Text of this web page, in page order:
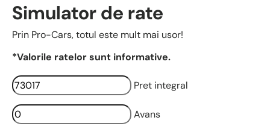
Simulator de rate
Prin Pro-Cars, totul este mult mai usor!
*Valorile ratelor sunt informative.
Pret integral
Avans